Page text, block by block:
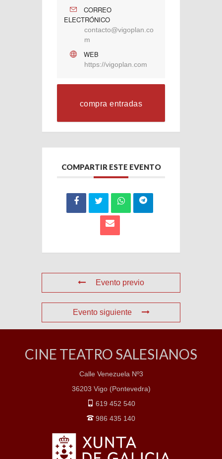
CORREO
ELECTRÓNICO
contacto@vigoplan.co
m
WEB
https://vigoplan.com
compra entradas
COMPARTIR ESTE EVENTO
Evento previo
Evento siguiente
CINE TEATRO SALESIANOS
Calle Venezuela Nº3
36203 Vigo (Pontevedra)
619 452 540
986 435 140